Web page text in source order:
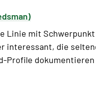
Linie mit Schwerpunkt
interessant, die
Profile